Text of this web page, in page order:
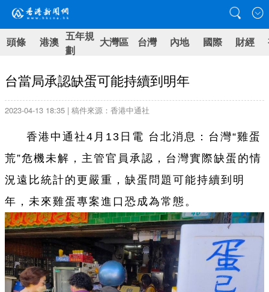
頭條 港澳 五年規
劃
大灣區 台灣 內地 國際 財經
台當局承認缺蛋可能持續到明年
2023-04-13 18:35 | 稿件來源：香港中通社
香港中通社4月13日電 台北消息：台灣“雞蛋
荒”危機未解，主管官員承認，台灣實際缺蛋的情
況遠比統計的更嚴重，缺蛋問題可能持續到明
年，未來雞蛋專案進口恐成為常態。